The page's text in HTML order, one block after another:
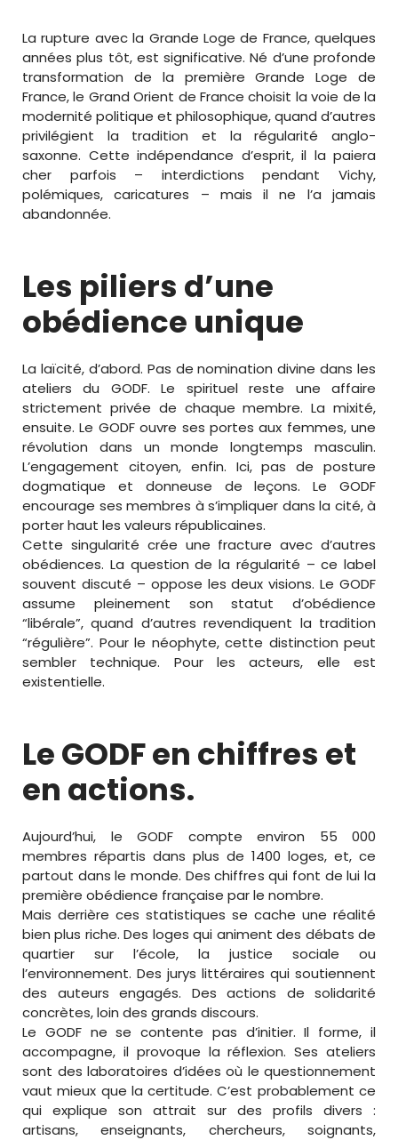
La rupture avec la Grande Loge de France, quelques
années plus tôt, est significative. Né d’une profonde
transformation de la première Grande Loge de
France, le Grand Orient de France choisit la voie de la
modernité politique et philosophique, quand d’autres
privilégient la tradition et la régularité anglo-
saxonne. Cette indépendance d’esprit, il la paiera
cher parfois – interdictions pendant Vichy,
polémiques, caricatures – mais il ne l’a jamais
abandonnée.
Les piliers d’une
obédience unique
La laïcité, d’abord. Pas de nomination divine dans les
ateliers du GODF. Le spirituel reste une affaire
strictement privée de chaque membre. La mixité,
ensuite. Le GODF ouvre ses portes aux femmes, une
révolution dans un monde longtemps masculin.
L’engagement citoyen, enfin. Ici, pas de posture
dogmatique et donneuse de leçons. Le GODF
encourage ses membres à s’impliquer dans la cité, à
porter haut les valeurs républicaines.
Cette singularité crée une fracture avec d’autres
obédiences. La question de la régularité – ce label
souvent discuté – oppose les deux visions. Le GODF
assume pleinement son statut d’obédience
“libérale”, quand d’autres revendiquent la tradition
“régulière”. Pour le néophyte, cette distinction peut
sembler technique. Pour les acteurs, elle est
existentielle.
Le GODF en chiffres et
en actions.
Aujourd’hui, le GODF compte environ 55 000
membres répartis dans plus de 1400 loges, et, ce
partout dans le monde. Des chiffres qui font de lui la
première obédience française par le nombre.
Mais derrière ces statistiques se cache une réalité
bien plus riche. Des loges qui animent des débats de
quartier sur l’école, la justice sociale ou
l’environnement. Des jurys littéraires qui soutiennent
des auteurs engagés. Des actions de solidarité
concrètes, loin des grands discours.
Le GODF ne se contente pas d’initier. Il forme, il
accompagne, il provoque la réflexion. Ses ateliers
sont des laboratoires d’idées où le questionnement
vaut mieux que la certitude. C’est probablement ce
qui explique son attrait sur des profils divers :
artisans, enseignants, chercheurs, soignants,